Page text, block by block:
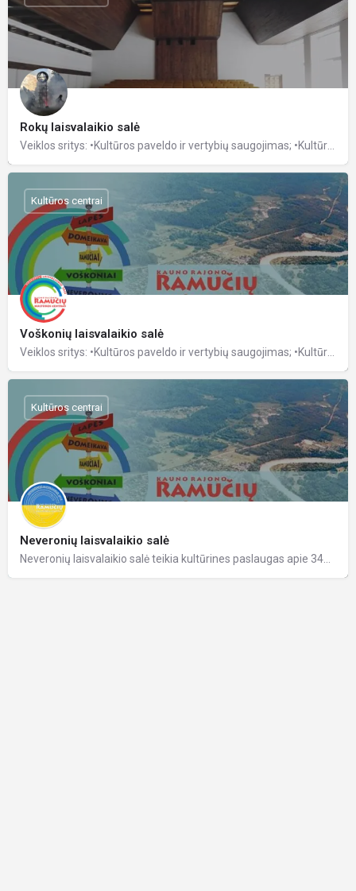
Rokų laisvalaikio salė
Voškonių laisvalaikio salė
Kultūros centrai
Neveronių laisvalaikio salė
Kultūros centrai